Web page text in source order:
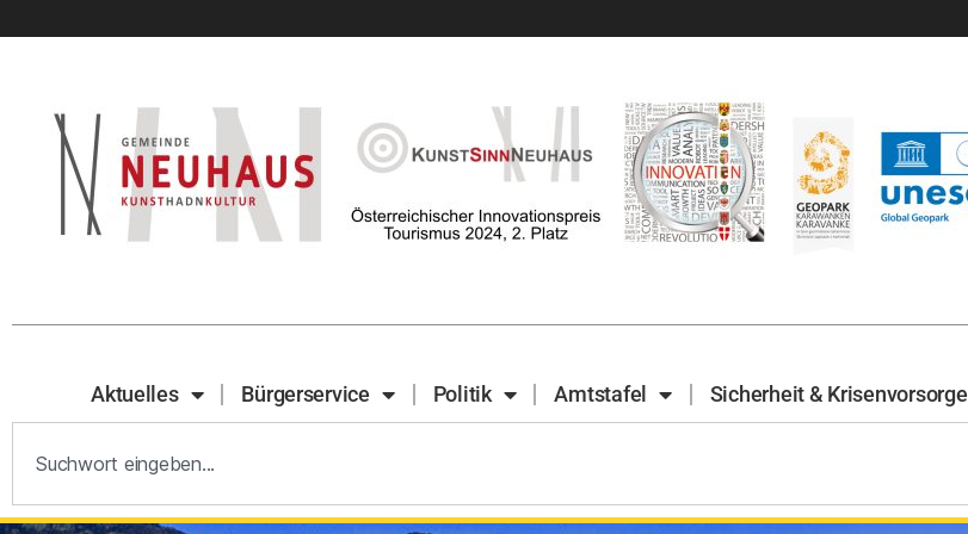
Aktuelles Bürgerservice Politik Amtstafel Sicherheit & Krisenvorsorge